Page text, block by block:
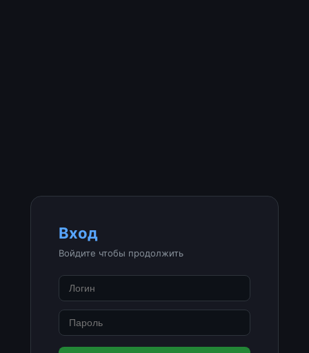
Вход
Войдите чтобы продолжить